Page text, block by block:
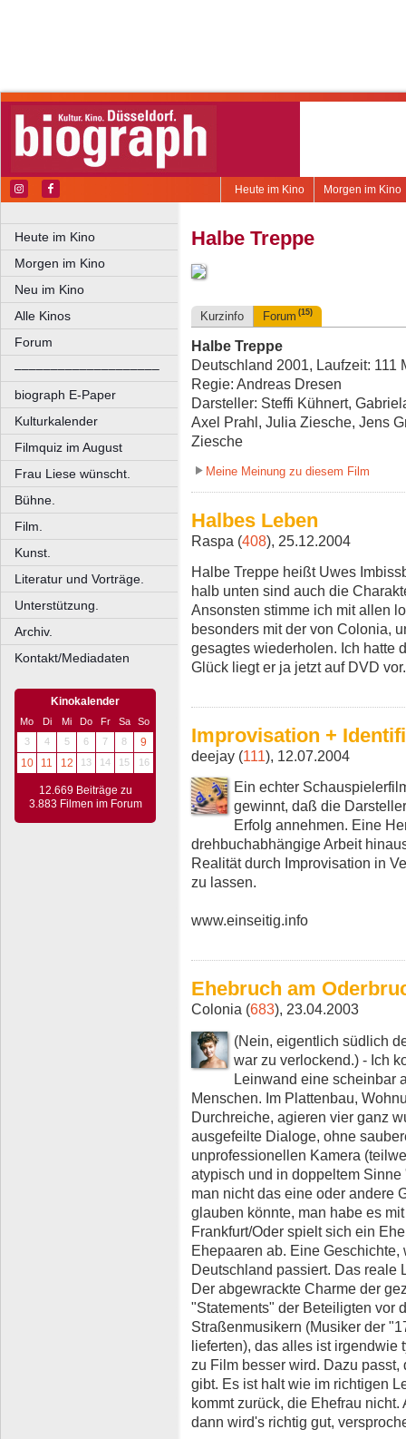
Morgen im Kino
Heute im Kino
Heute im Kino
Morgen im Kino
Neu im Kino
Alle Kinos
Forum
––––––––––––––––––––
biograph E-Paper
Kulturkalender
Filmquiz im August
Frau Liese wünscht.
Bühne.
Film.
Kunst.
Literatur und Vorträge.
Unterstützung.
Archiv.
Kontakt/Mediadaten
Kinokalender
Mo Di Mi Do Fr Sa
So
3
4 5 6 7 8
9
10
11 12 13 14 15 16
12.669 Beiträge zu
3.883 Filmen im Forum
Halbe Treppe
Kurzinfo Forum (15)
Halbe Treppe
Deutschland 2001, Laufzeit: 111
Regie: Andreas Dresen
Darsteller: Steffi Kühnert,
Axel Prahl, Julia Ziesche, Jens
Ziesche
Meine Meinung zu diesem Film
Halbes Leben
Raspa (408), 25.12.2004
Halbe Treppe heißt Uwes
halb unten sind auch die
Ansonsten stimme ich mit allen
besonders mit der von Colonia,
gesagtes wiederholen. Ich hatte
Glück liegt er ja jetzt auf DVD
Improvisation +
deejay (111), 12.07.2004
Ein echter
gewinnt, daß die
Erfolg annehmen. Eine
drehbuchabhängige Arbeit
Realität durch Improvisation in
zu lassen.
www.einseitig.info
Ehebruch am
Colonia (683), 23.04.2003
(Nein, eigentlich südlich
war zu verlockend.) - Ich
Leinwand eine scheinbar
Menschen. Im Plattenbau,
Durchreiche, agieren vier ganz
ausgefeilte Dialoge, ohne
unprofessionellen Kamera
atypisch und in doppeltem
man nicht das eine oder andere
glauben könnte, man habe es
Frankfurt/Oder spielt sich ein
Ehepaaren ab. Eine
Deutschland passiert. Das reale
Der abgewrackte Charme der
"Statements" der Beteiligten vor
Straßenmusikern (Musiker der
lieferten), das alles ist irgendwie
zu Film besser wird. Dazu
gibt. Es ist halt wie im richtigen
kommt zurück, die Ehefrau
dann wird's richtig gut,